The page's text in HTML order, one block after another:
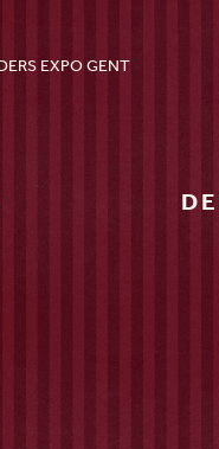
EXPO GENT